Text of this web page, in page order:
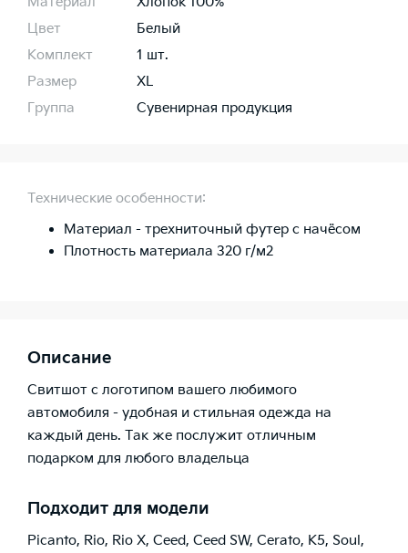
Цвет
Белый
Комплект
1 шт.
Размер
XL
Группа
Сувенирная продукция
Технические особенности:
Материал - трехниточный футер с начёсом
Плотность материала 320 г/м2
Описание
Свитшот с логотипом вашего любимого
автомобиля - удобная и стильная одежда на
каждый день. Так же послужит отличным
подарком для любого владельца
Подходит для модели
Picanto, Rio, Rio X, Ceed, Ceed SW, Cerato, K5, Soul,